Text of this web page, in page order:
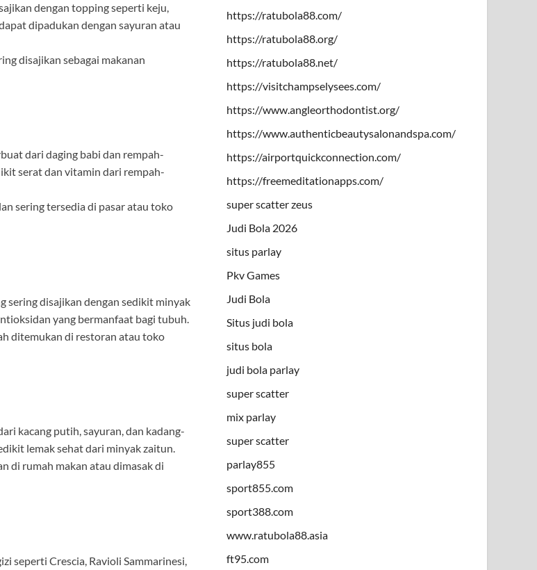
dengan topping seperti keju,
dipadukan dengan sayuran atau
disajikan sebagai makanan
dari daging babi dan rempah-
serat dan vitamin dari rempah-
sering tersedia di pasar atau toko
sering disajikan dengan sedikit minyak
yang bermanfaat bagi tubuh.
ditemukan di restoran atau toko
kacang putih, sayuran, dan kadang-
lemak sehat dari minyak zaitun.
di rumah makan atau dimasak di
seperti Crescia, Ravioli Sammarinesi,
https://ratubola88.com/
https://ratubola88.org/
https://ratubola88.net/
https://visitchampselysees.com/
https://www.angleorthodontist.org/
https://www.authenticbeautysalonandspa.com/
https://airportquickconnection.com/
https://freemeditationapps.com/
super scatter zeus
Judi Bola 2026
situs parlay
Pkv Games
Judi Bola
Situs judi bola
situs bola
judi bola parlay
super scatter
mix parlay
super scatter
parlay855
sport855.com
sport388.com
www.ratubola88.asia
ft95.com